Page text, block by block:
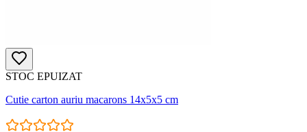
STOC EPUIZAT
Cutie carton auriu macarons 14x5x5 cm